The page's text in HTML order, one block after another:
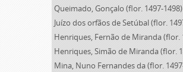
Queimado, Gonçalo (flor. 1497-1498)